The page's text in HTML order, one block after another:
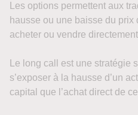
Les options permettent aux
hausse ou une baisse du prix
acheter ou vendre
Le long call est une stratégie
s’exposer à la hausse d’un
capital que l’achat direct de